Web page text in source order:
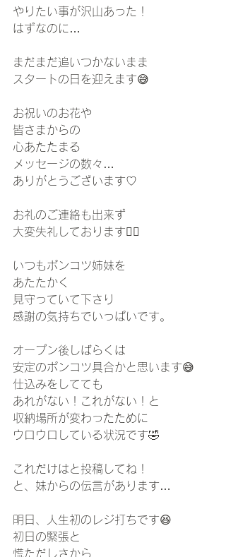
やりたい事が沢山あった！
はずなのに…
まだまだ追いつかないまま
スタートの日を迎えます😅
お祝いのお花や
皆さまからの
心あたたまる
メッセージの数々…
ありがとうございます♡
お礼のご連絡も出来ず
大変失礼しております🙇‍♀️
いつもポンコツ姉妹を
あたたかく
見守っていて下さり
感謝の気持ちでいっぱいです。
オープン後しばらくは
安定のポンコツ具合かと思います😅
仕込みをしてても
あれがない！これがない！と
収納場所が変わったために
ウロウロしている状況です🤣
これだけはと投稿してね！
と、妹からの伝言があります…
明日、人生初のレジ打ちです😆
初日の緊張と
慌ただしさから